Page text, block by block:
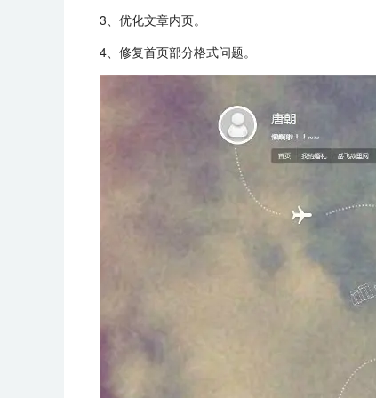
3、优化文章内页。
4、修复首页部分格式问题。